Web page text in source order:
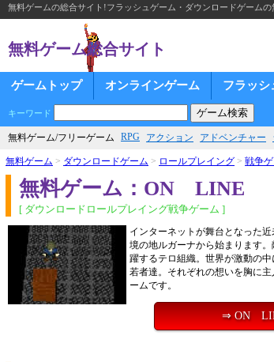
無料ゲームの総合サイト!フラッシュゲーム・ダウンロードゲーム
無料ゲーム総合サイト
ゲームトップ オンラインゲーム フラッシ
キーワード
無料ゲーム/フリーゲーム RPG アクション アドベンチャー
無料ゲーム > ダウンロードゲーム > ロールプレイング > 戦争
無料ゲーム：ON LINE
[ ダウンロードロールプレイング戦争ゲーム ]
インターネットが舞台となった
境の地ルガーナから始まります
躍するテロ組織。世界が激動の
若者達。それぞれの想いを胸に
ームです。
⇒ ON